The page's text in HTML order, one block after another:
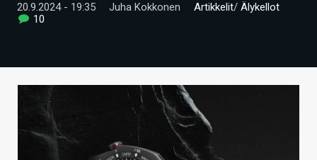
VIDEOT
TIETOA
HINTA.FI
KAUPPA
20.9.2024 - 19:35 Juha Kokkonen Artikkelit/ Älykellot
10